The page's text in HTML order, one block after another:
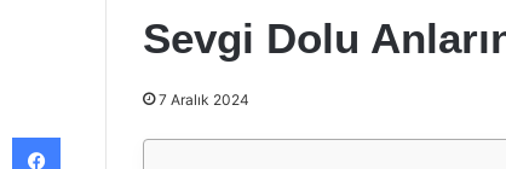
Sevgi Dolu
7 Aralık 2024
Facebook